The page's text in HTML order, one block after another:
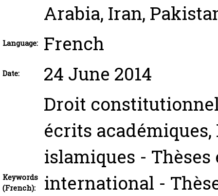
Arabia, Iran,
Language: French
Date: 24 June 2014
Keywords
(French):
Droit
écrits
islamiques -
international -